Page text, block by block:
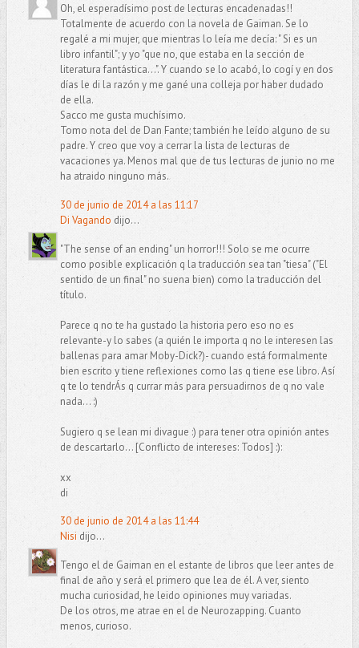
Oh, el esperadísimo post de lecturas encadenadas!!
Totalmente de acuerdo con la novela de Gaiman. Se lo
regalé a mi mujer, que mientras lo leía me decía: " Si es un
libro infantil"; y yo "que no, que estaba en la sección de
literatura fantástica...". Y cuando se lo acabó, lo cogí y en dos
días le di la razón y me gané una colleja por haber dudado
de ella.
Sacco me gusta muchísimo.
Tomo nota del de Dan Fante; también he leído alguno de su
padre. Y creo que voy a cerrar la lista de lecturas de
vacaciones ya. Menos mal que de tus lecturas de junio no me
ha atraido ninguno más.
30 de junio de 2014 a las 11:17
Di Vagando dijo...
"The sense of an ending" un horror!!! Solo se me ocurre
como posible explicación q la traducción sea tan "tiesa" ("El
sentido de un final" no suena bien) como la traducción del
título.
Parece q no te ha gustado la historia pero eso no es
relevante-y lo sabes (a quién le importa q no le interesen las
ballenas para amar Moby-Dick?)- cuando está formalmente
bien escrito y tiene reflexiones como las q tiene ese libro. Así
q te lo tendrÁs q currar más para persuadirnos de q no vale
nada... :)
Sugiero q se lean mi divague :) para tener otra opinión antes
de descartarlo... [Conflicto de intereses: Todos] :):
xx
di
30 de junio de 2014 a las 11:44
Nisi dijo...
Tengo el de Gaiman en el estante de libros que leer antes de
final de año y será el primero que lea de él. A ver, siento
mucha curiosidad, he leido opiniones muy variadas.
De los otros, me atrae en el de Neurozapping. Cuanto
menos, curioso.